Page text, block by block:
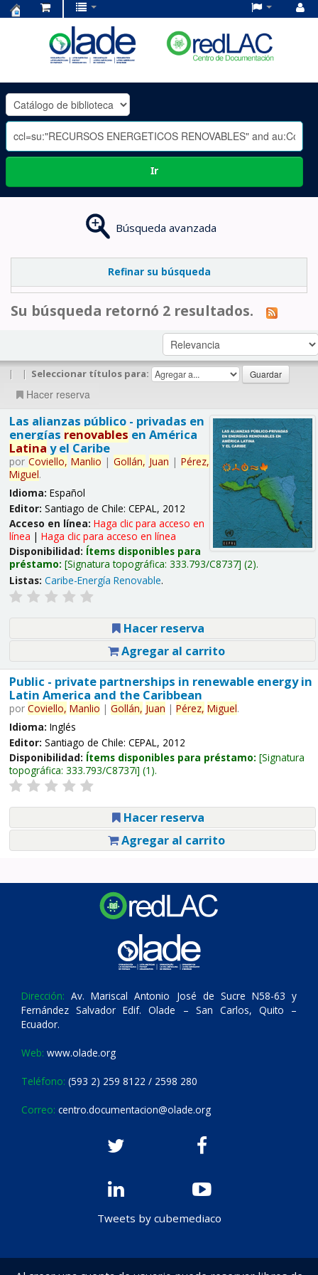
OLADE
-
Ir
Búsqueda avanzada
Refinar su búsqueda
Su búsqueda retornó 2 resultados.
| | Seleccionar títulos para:
Hacer reserva
Las alianzas público - privadas en
energías renovables en América
Latina y el Caribe
por Coviello, Manlio | Gollán, Juan | Pérez,
Miguel.
Idioma: Español
Editor: Santiago de Chile: CEPAL, 2012
Acceso en línea: Haga clic para acceso en
línea | Haga clic para acceso en línea
Disponibilidad: Ítems disponibles para
préstamo: Signatura topográfica: 333.793/C8737 (2).
Listas: Caribe-Energía Renovable.
Hacer reserva
Agregar al carrito
Public - private partnerships in renewable energy in
Latin America and the Caribbean
por Coviello, Manlio | Gollán, Juan | Pérez, Miguel.
Idioma: Inglés
Editor: Santiago de Chile: CEPAL, 2012
Disponibilidad: Ítems disponibles para préstamo: Signatura
topográfica: 333.793/C8737i (1).
Hacer reserva
Agregar al carrito
Dirección: Av. Mariscal Antonio José de Sucre N58-63 y
Fernández Salvador Edif. Olade – San Carlos, Quito –
Ecuador.
Web: www.olade.org
Teléfono: (593 2) 259 8122 / 2598 280
Correo: centro.documentacion@olade.org
Tweets by cubemediaco